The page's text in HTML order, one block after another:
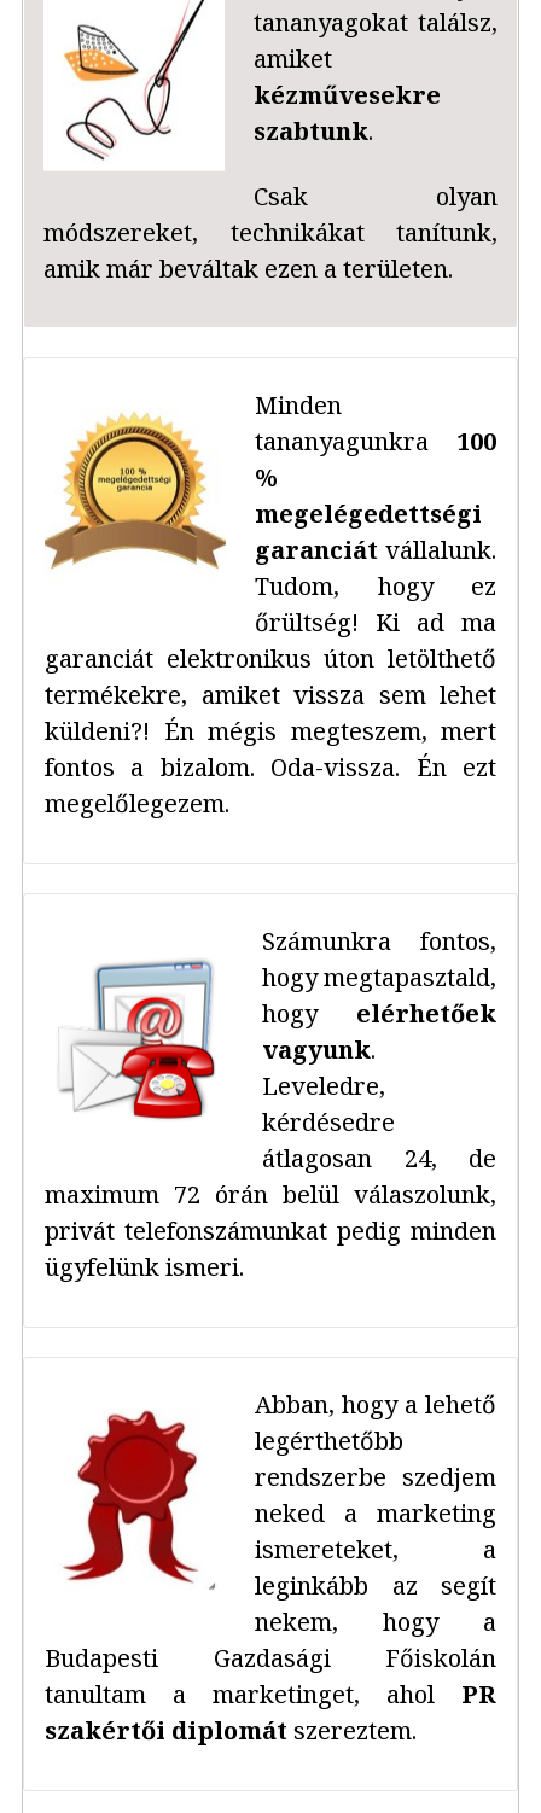
tananyagokat találsz,
amiket
kézművesekre
szabtunk.
Csak olyan
módszereket, technikákat tanítunk,
amik már beváltak ezen a területen.
Minden
tananyagunkra 100
%
megelégedettségi
garanciát vállalunk.
Tudom, hogy ez
őrültség! Ki ad ma
garanciát elektronikus úton letölthető
termékekre, amiket vissza sem lehet
küldeni?! Én mégis megteszem, mert
fontos a bizalom. Oda-vissza. Én ezt
megelőlegezem.
Számunkra fontos,
hogy megtapasztald,
hogy elérhetőek
vagyunk.
Leveledre,
kérdésedre
átlagosan 24, de
maximum 72 órán belül válaszolunk,
privát telefonszámunkat pedig minden
ügyfelünk ismeri.
Abban, hogy a lehető
legérthetőbb
rendszerbe szedjem
neked a marketing
ismereteket, a
leginkább az segít
nekem, hogy a
Budapesti Gazdasági Főiskolán
tanultam a marketinget, ahol PR
szakértői diplomátszereztem.